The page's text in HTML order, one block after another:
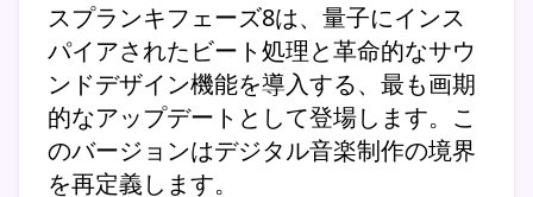
スプランキフェーズ8は、量子にインス
パイアされたビート処理と革命的なサウ
ンドデザイン機能を導入する、最も画期
的なアップデートとして登場します。こ
のバージョンはデジタル音楽制作の境界
を再定義します。